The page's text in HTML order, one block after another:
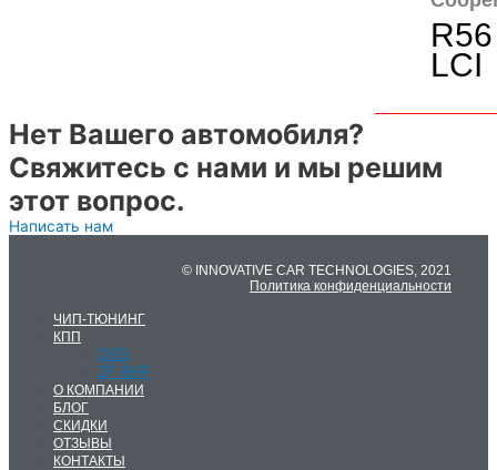
R56
LCI
Нет Вашего автомобиля?
Свяжитесь с нами и мы решим
этот вопрос.
Написать нам
© INNOVATIVE CAR TECHNOLOGIES, 2021
Политика конфиденциальности
ЧИП-ТЮНИНГ
КПП
DSG
ZF 8HP
О КОМПАНИИ
БЛОГ
СКИДКИ
ОТЗЫВЫ
КОНТАКТЫ